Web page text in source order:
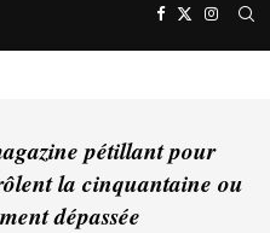
pétillant pour
la cinquantaine ou
dépassée